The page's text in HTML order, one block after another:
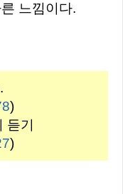
느낌이다.
)
기
)